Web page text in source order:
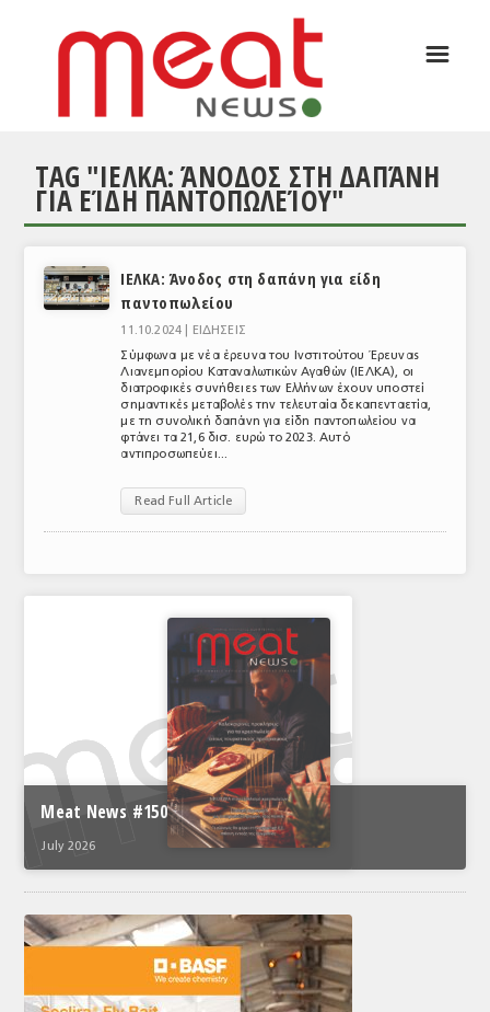
ΕΙΔΗΣΕΙΣ
ΣΥΝΕΝΤΕΥΞΕΙΣ
ΑΝΑΛΥΣΕΙΣ
ΕΥΡΩΠΑΪΚΕΣ ΑΠΟΦΑΣΕΙΣ
ΕΞΟΠΛΙΣΜΟΣ
ΥΠΗΡΕΣΙΕΣ
ΕΜΠΟΡΙΚΟΙ ΑΝΤΙΠΡΟΣΩΠΟΙ
ΝΟΜΟΘΕΣΙΑ
ΕΛΛΗΝΙΚΗ ΝΟΜΟΘΕΣΙΑ
ΕΥΡΩΠΑΪΚΗ ΝΟΜΟΘΕΣΙΑ
ΤΟ ΠΕΡΙΟΔΙΚΟ
☰
TAG "ΙΕΛΚΑ: ΆΝΟΔΟΣ ΣΤΗ ΔΑΠΆΝΗ
ΓΙΑ ΕΊΔΗ ΠΑΝΤΟΠΩΛΕΊΟΥ"
ΙΕΛΚΑ: Άνοδος στη δαπάνη για είδη
παντοπωλείου
11.10.2024 |
ΕΙΔΗΣΕΙΣ
Σύμφωνα με νέα έρευνα του Ινστιτούτου Έρευνας
Λιανεμπορίου Καταναλωτικών Αγαθών (ΙΕΛΚΑ), οι
διατροφικές συνήθειες των Ελλήνων έχουν υποστεί
σημαντικές μεταβολές την τελευταία δεκαπενταετία,
με τη συνολική δαπάνη για είδη παντοπωλείου να
φτάνει τα 21,6 δισ. ευρώ το 2023. Αυτό
αντιπροσωπεύει...
Read Full Article
Meat News #150
July 2026